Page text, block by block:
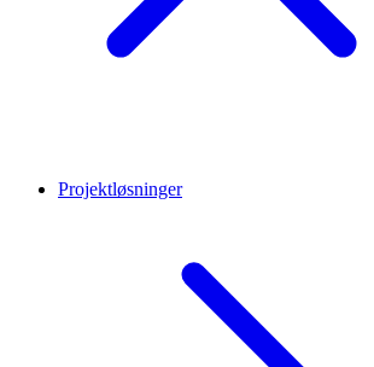
Projektløsninger